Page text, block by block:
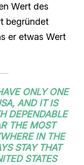
Wert des
begründet
er etwas Wert
ONLY ONE
AND IT IS
DEPENDABLE
THE MOST
IN THE
STAY THAT
STATES